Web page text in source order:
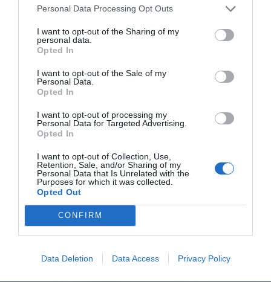
Personal Data Processing Opt Outs
I want to opt-out of the Sharing of my
personal data.
Opted In
I want to opt-out of the Sale of my
Personal Data.
Opted In
I want to opt-out of processing my
Personal Data for Targeted Advertising.
Opted In
I want to opt-out of Collection, Use,
Retention, Sale, and/or Sharing of my
Personal Data that Is Unrelated with the
Purposes for which it was collected.
Opted Out
CONFIRM
Data Deletion Data Access Privacy Policy